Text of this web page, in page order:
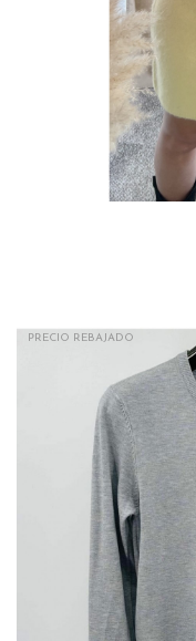
PRECIO REBAJADO